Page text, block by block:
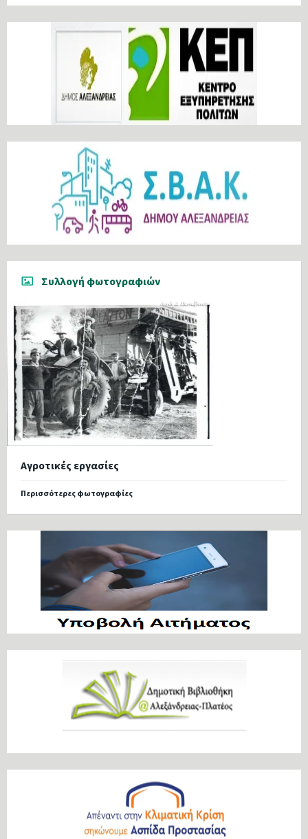
Συλλογή φωτογραφιών
Αγροτικές εργασίες
Περισσότερες φωτογραφίες